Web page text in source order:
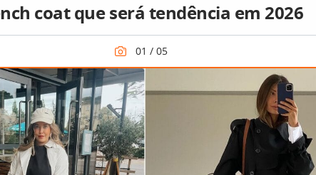
coat que será tendência em 2026